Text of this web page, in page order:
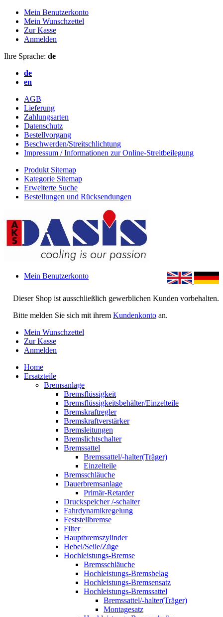
Mein Benutzerkonto
Mein Wunschzettel
Zur Kasse
Anmelden
Ihre Sprache: de
de
en
AGB
Lieferung
Zahlungsarten
Datenschutz
Bestellvorgang
Beschwerden/Streitschlichtung
Impressum / Informationen zur Online-Streitbeilegung
Produkt Sitemap
Kategorie Sitemap
Erweiterte Suche
Bestellungen und Rücksendungen
Dieser Shop ist ausschließlich gewerblichen Kunden vorbehalten.
Bitte melden Sie sich mit ihrem Kundenkonto an.
Mein Benutzerkonto
Mein Wunschzettel
Zur Kasse
Anmelden
Home
Ersatzteile
Bremsanlage
Bremsflüssigkeit
Bremsflüssigkeitsbehälter/Einzelteile
Bremskraftregler
Bremskraftverstärker
Bremsleitungen
Bremslichtschalter
Bremssattel
Bremssattel/-halter(Träger)
Einzelteile
Bremsschläuche
Dauerbremsanlage
Primär-Retarder
Druckspeicher /-schalter
Fahrdynamikregelung
Feststellbremse
Filter
Hauptbremszylinder
Hebel/Seile/Züge
Hochleistungs-Bremse
Bremsschläuche
Hochleistungs-Bremsbelag
Hochleistungs-Bremsensatz
Hochleistungs-Bremssattel
Bremssattel/-halter(Träger)
Montagesatz